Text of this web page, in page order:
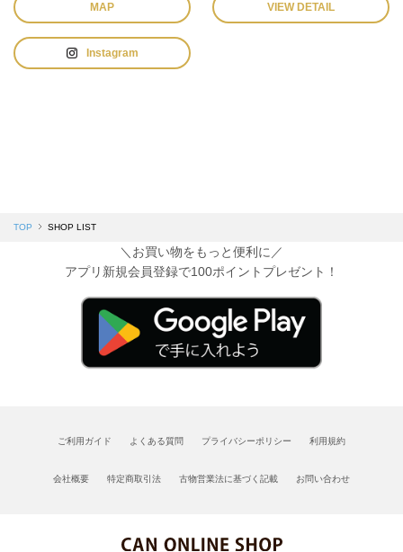
MAP VIEW DETAIL
Instagram
TOP SHOP LIST
＼お買い物をもっと便利に／
アプリ新規会員登録で100ポイントプレゼント！
ご利用ガイド よくある質問 プライバシーポリシー 利用規約
会社概要 特定商取引法 古物営業法に基づく記載 お問い合わせ